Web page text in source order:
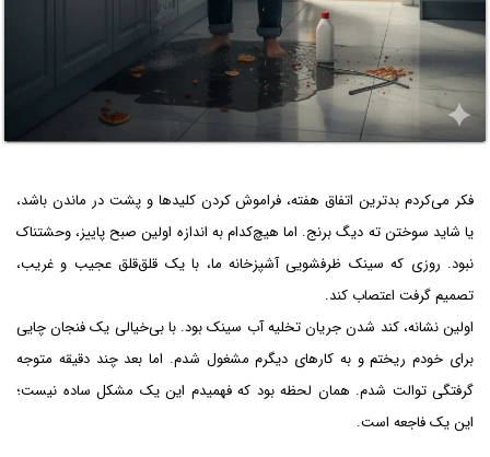
فکر می‌کردم بدترین اتفاق هفته، فراموش کردن کلیدها و پشت در ماندن باشد،
یا شاید سوختن ته دیگ برنج. اما هیچ‌کدام به اندازه اولین صبح پاییز، وحشتناک
نبود. روزی که سینک ظرفشویی آشپزخانه ما، با یک قلق‌قلق عجیب و غریب،
تصمیم گرفت اعتصاب کند.
اولین نشانه، کند شدن جریان تخلیه آب سینک بود. با بی‌خیالی یک فنجان چایی
برای خودم ریختم و به کارهای دیگرم مشغول شدم. اما بعد چند دقیقه متوجه
گرفتگی توالت شدم. همان لحظه بود که فهمیدم این یک مشکل ساده نیست؛
این یک فاجعه است.